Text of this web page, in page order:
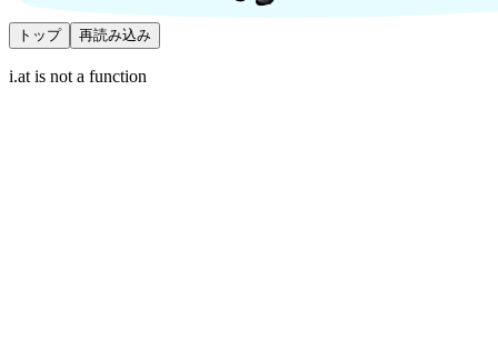
トップ 再読み込み
i.at is not a function